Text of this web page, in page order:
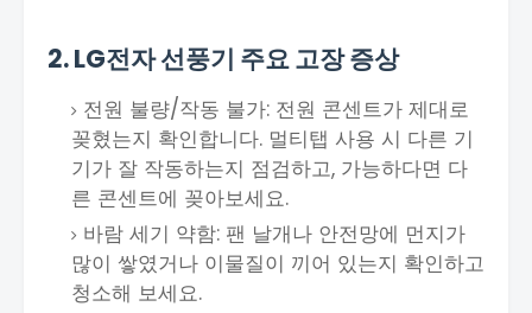
2. LG전자 선풍기 주요 고장 증상
전원 불량/작동 불가: 전원 콘센트가 제대로
꽂혔는지 확인합니다. 멀티탭 사용 시 다른 기
기가 잘 작동하는지 점검하고, 가능하다면 다
른 콘센트에 꽂아보세요.
바람 세기 약함: 팬 날개나 안전망에 먼지가
많이 쌓였거나 이물질이 끼어 있는지 확인하고
청소해 보세요.